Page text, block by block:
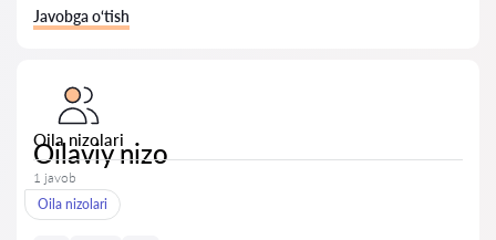
Javobga o‘tish
Oila nizolari
Oilaviy nizo
1 javob
Oila nizolari